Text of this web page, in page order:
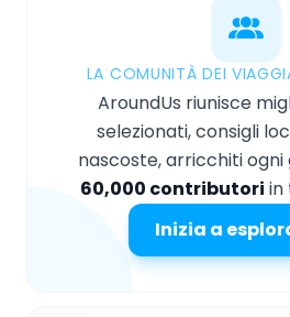
LA COMUNITÀ DEI
AroundUs riunisce
selezionati, consigli
nascoste, arricchiti
60,000 contributori in
Inizia a